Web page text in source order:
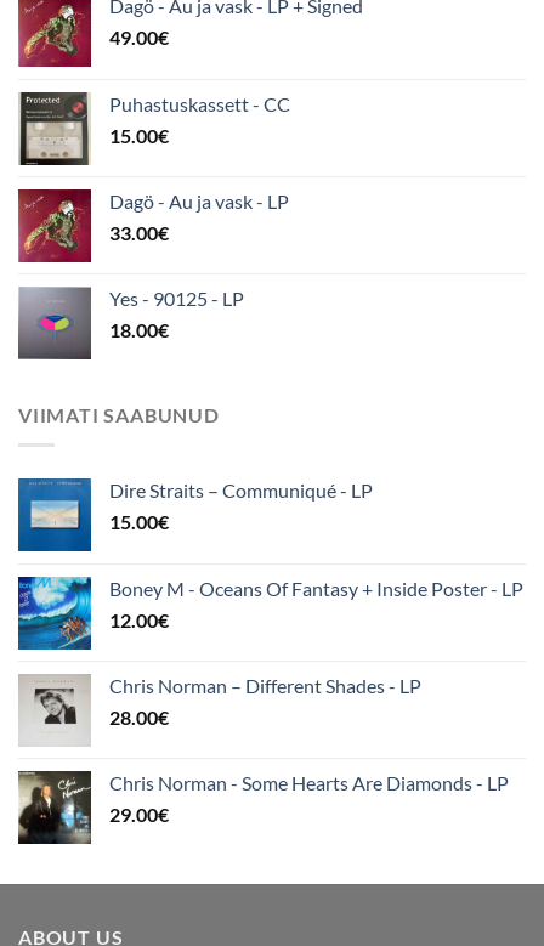
Dagö - Au ja vask - LP + Signed
49.00€
Puhastuskassett - CC
15.00€
Dagö - Au ja vask - LP
33.00€
Yes - 90125 - LP
18.00€
VIIMATI SAABUNUD
Dire Straits ‎– Communiqué - LP
15.00€
Boney M - Oceans Of Fantasy + Inside Poster - LP
12.00€
Chris Norman – Different Shades - LP
28.00€
Chris Norman - Some Hearts Are Diamonds - LP
29.00€
ABOUT US